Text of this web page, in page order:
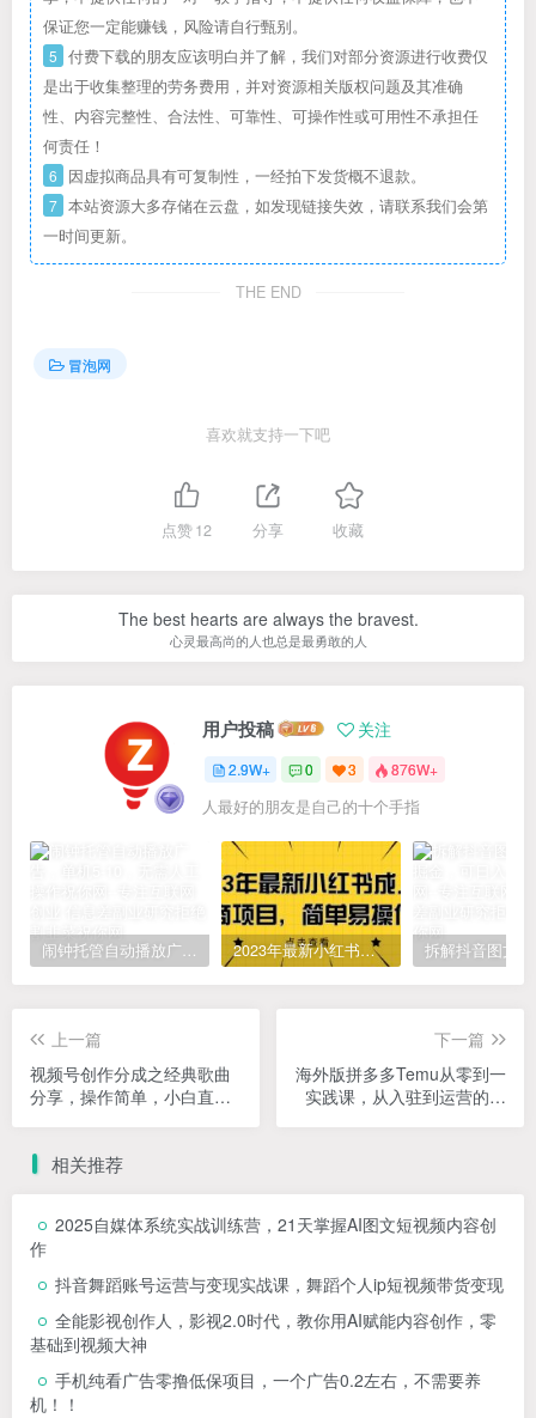
保证您一定能赚钱，风险请自行甄别。
5 付费下载的朋友应该明白并了解，我们对部分资源进行收费仅
是出于收集整理的劳务费用，并对资源相关版权问题及其准确
性、内容完整性、合法性、可靠性、可操作性或可用性不承担任
何责任！
6 因虚拟商品具有可复制性，一经拍下发货概不退款。
7 本站资源大多存储在云盘，如发现链接失效，请联系我们会第
一时间更新。
THE END
冒泡网
喜欢就支持一下吧
点赞12 分享 收藏
The best hearts are always the bravest.
心灵最高尚的人也总是最勇敢的人
用户投稿 关注
2.9W+ 0 3 876W+
人最好的朋友是自己的十个手指
闹钟托管自动播放广告，单机5-10，无需人工操作 2023年最新小红书成人电商项目，简单易操作【详细教程】
上一篇
视频号创作分成之经典歌曲
分享，操作简单，小白直接
下一篇
海外版拼多多Temu从零到一
实践课，从入驻到运营的最
相关推荐
2025自媒体系统实战训练营，21天掌握AI图文短视频内容创
作
抖音舞蹈账号运营与变现实战课，舞蹈个人ip短视频带货变现
全能影视创作人，影视2.0时代，教你用AI赋能内容创作，​零
基础到视频大神
手机纯看广告零撸低保项目，一个广告0.2左右，不需要养
机！！